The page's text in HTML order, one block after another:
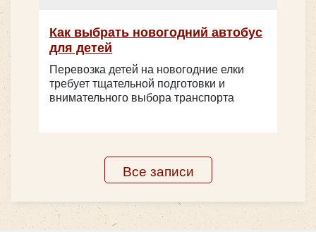
Как выбрать новогодний автобус
для детей
Перевозка детей на новогодние елки
требует тщательной подготовки и
внимательного выбора транспорта
Все записи